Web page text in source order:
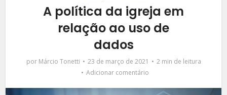
A política da igreja em
relação ao uso de
dados
por Márcio Tonetti 23 de março de 2021
2 min de leitura
Adicionar comentário